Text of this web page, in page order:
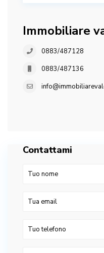
Immobiliare
0883/487128
0883/487136
Contattami